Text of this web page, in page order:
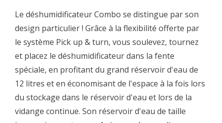
Le déshumidificateur Combo se distingue par son
design particulier ! Grâce à la flexibilité offerte par
le système Pick up & turn, vous soulevez, tournez
et placez le déshumidificateur dans la fente
spéciale, en profitant du grand réservoir d'eau de
12 litres et en économisant de l'espace à la fois lors
du stockage dans le réservoir d'eau et lors de la
vidange continue. Son réservoir d'eau de taille